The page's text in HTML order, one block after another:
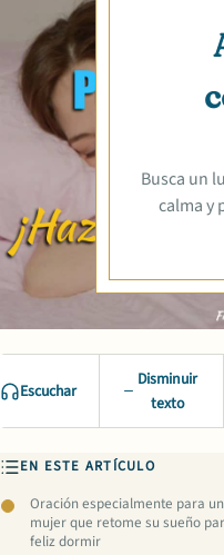
Busca un
calma y
Escuchar
Disminuir
texto
EN ESTE ARTÍCULO
Oración especialmente para
mujer que retome su sueño
feliz dormir